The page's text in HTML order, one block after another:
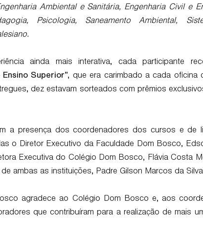
Ambiental e Sanitária, Engenharia Civil e
Psicologia, Saneamento Ambiental,
ainda mais interativa, cada participante
Superior”, que era carimbado a cada oficina
dez estavam sorteados com prêmios
a presença dos coordenadores dos cursos e de
o Diretor Executivo da Faculdade Dom Bosco,
Executiva do Colégio Dom Bosco, Flávia Costa
ambas as instituições, Padre Gilson Marcos da
agradece ao Colégio Dom Bosco e, aos
que contribuíram para a realização de mais